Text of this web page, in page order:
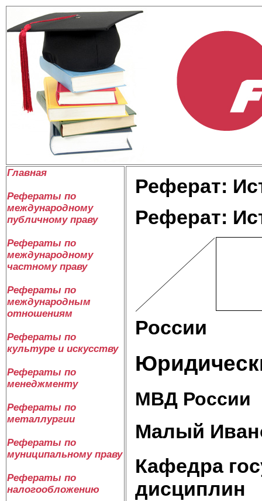
Главная
Рефераты по
международному
публичному праву
Рефераты по
международному
частному праву
Рефераты по
международным
отношениям
Рефераты по
культуре и искусству
Рефераты по
менеджменту
Рефераты по
металлургии
Рефераты по
муниципальному праву
Рефераты по
налогообложению
Реферат:
Реферат:
России
МВД России
Малый
Кафедра
дисциплин